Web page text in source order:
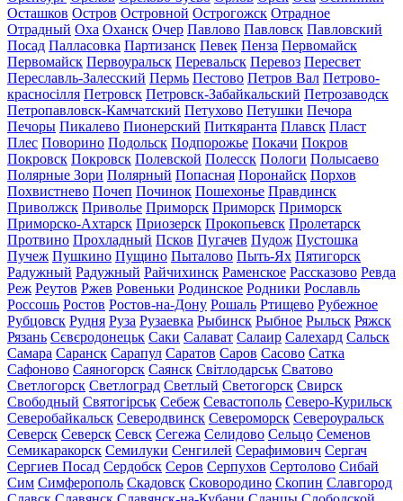
Осташков Остров Островной Острогожск Отрадное
Отрадный Оха Оханск Очер Павлово Павловск Павловский
Посад Палласовка Партизанск Певек Пенза Первомайск
Первомайск Первоуральск Перевальск Перевоз Пересвет
Переславль-Залесский Пермь Пестово Петров Вал Петрово-
красносілля Петровск Петровск-Забайкальский Петрозаводск
Петропавловск-Камчатский Петухово Петушки Печора
Печоры Пикалево Пионерский Питкяранта Плавск Пласт
Плес Поворино Подольск Подпорожье Покачи Покров
Покровск Покровск Полевской Полесск Пологи Полысаево
Полярные Зори Полярный Попасная Поронайск Порхов
Похвистнево Почеп Починок Пошехонье Правдинск
Приволжск Приволье Приморск Приморск Приморск
Приморско-Ахтарск Приозерск Прокопьевск Пролетарск
Протвино Прохладный Псков Пугачев Пудож Пустошка
Пучеж Пушкино Пущино Пыталово Пыть-Ях Пятигорск
Радужный Радужный Райчихинск Раменское Рассказово Ревда
Реж Реутов Ржев Ровеньки Родинское Родники Рославль
Россошь Ростов Ростов-на-Дону Рошаль Ртищево Рубежное
Рубцовск Рудня Руза Рузаевка Рыбинск Рыбное Рыльск Ряжск
Рязань Сєвєродонецьк Саки Салават Салаир Салехард Сальск
Самара Саранск Сарапул Саратов Саров Сасово Сатка
Сафоново Саяногорск Саянск Світлодарськ Сватово
Светлогорск Светлоград Светлый Светогорск Свирск
Свободный Святогірськ Себеж Севастополь Северо-Курильск
Северобайкальск Северодвинск Североморск Североуральск
Северск Северск Севск Сегежа Селидово Сельцо Семенов
Семикаракорск Семилуки Сенгилей Серафимович Сергач
Сергиев Посад Сердобск Серов Серпухов Сертолово Сибай
Сим Симферополь Скадовск Сковородино Скопин Славгород